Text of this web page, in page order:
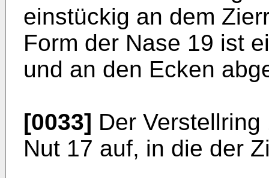
einstückig an dem
Form der Nase 19 ist
und an den Ecken
[0033] Der
Nut 17 auf, in die der